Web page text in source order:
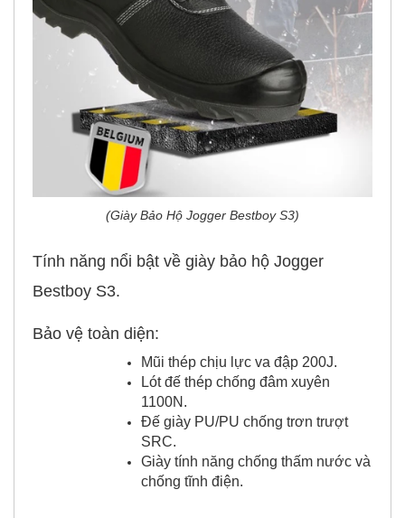
(Giày Bảo Hộ Jogger Bestboy S3)
Tính năng nổi bật về giày bảo hộ Jogger
Bestboy S3.
Bảo vệ toàn diện:
Mũi thép chịu lực va đập 200J.
Lót đế thép chống đâm xuyên
1100N.
Đế giày PU/PU chống trơn trượt
SRC.
Giày tính năng chống thấm nước và
chống tĩnh điện.